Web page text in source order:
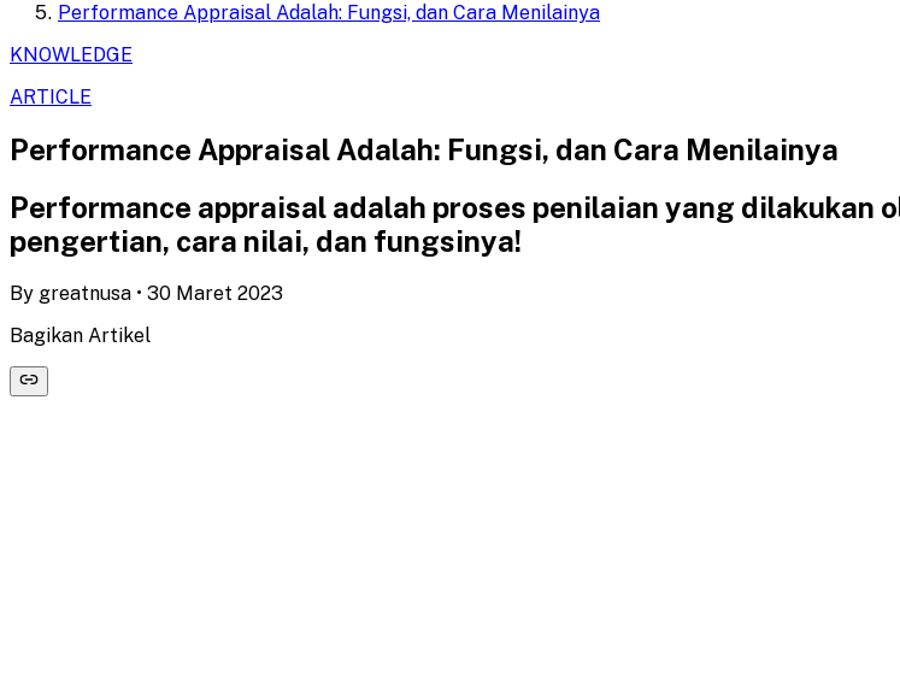
Performance Appraisal Adalah: Fungsi, dan Cara Menilainya
KNOWLEDGE
ARTICLE
Performance Appraisal Adalah: Fungsi, dan Cara Menilainya
Performance appraisal adalah proses penilaian yang dilakukan
pengertian, cara nilai, dan fungsinya!
By greatnusa • 30 Maret 2023
Bagikan Artikel